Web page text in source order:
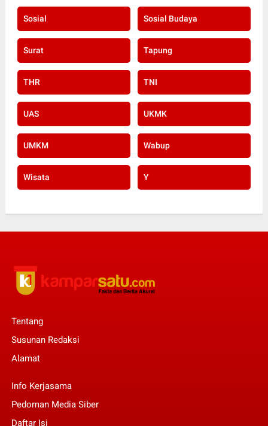
Sosial Sosial Budaya
Surat Tapung
THR TNI
UAS UKMK
UMKM Wabup
Wisata Y
Tentang
Susunan Redaksi
Alamat
Info Kerjasama
Pedoman Media Siber
Daftar Isi